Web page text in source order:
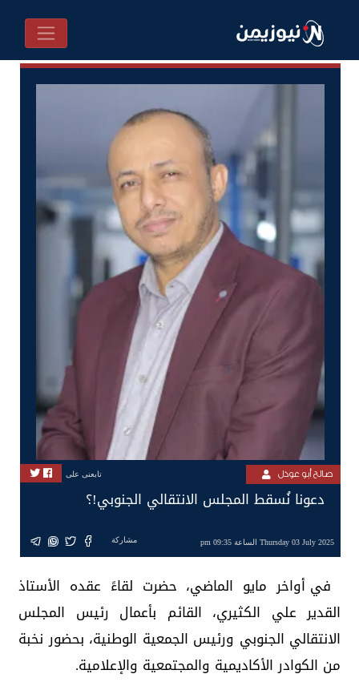
صالح أبو عوذل تابعنى على
دعونا نُسقط المجلس الانتقالي الجنوبي!؟
Thursday 03 July 2025 الساعة 09:35 pm مشاركة
في أواخر مايو الماضي، حضرت لقاءً عقده الأستاذ
القدير علي الكثيري، القائم بأعمال رئيس المجلس
الانتقالي الجنوبي ورئيس الجمعية الوطنية، بحضور نخبة
من الكوادر الأكاديمية والمجتمعية والإعلامية.